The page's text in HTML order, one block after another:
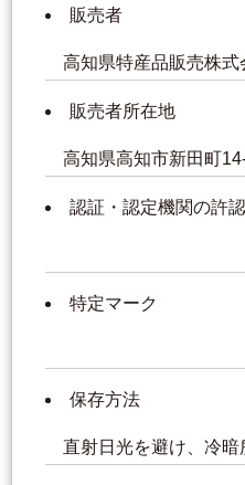
販売者
高知県特産品販売株式
販売者所在地
高知県高知市新田町
認証・認定機関の許
特定マーク
保存方法
直射日光を避け、冷暗